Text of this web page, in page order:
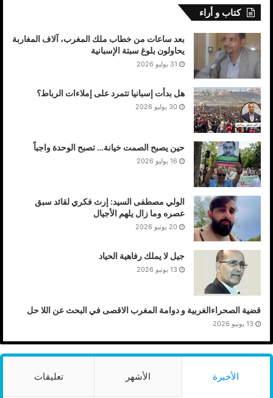
جزيرة لاس بالمس كناريا الكبرى10/12/2020
كتاب و أراء
بعد ساعات من خطاب ملك المغرب، آلاف المغاربة
يحاولون بلوغ سبتة الإسبانية
31 يوليو 2026
هل بدأت إسبانيا تتمرد على إملاءات الرباط؟
30 يوليو 2026
حين يصبح الصمت خيانة… تصبح الوحدة واجباً
16 يوليو 2026
الولي مصطفى السيد: إرث فكري لقائد سبق
عصره وما زال يلهم الأجيال
20 يونيو 2026
جيل لا يملك رفاهية الحياد
13 يونيو 2026
قضية الصحراءالغربية و دوامة المغرب الاقصى في البحث عن اللا حل
13 يونيو 2026
الأخيرة الأشهر تعليقات